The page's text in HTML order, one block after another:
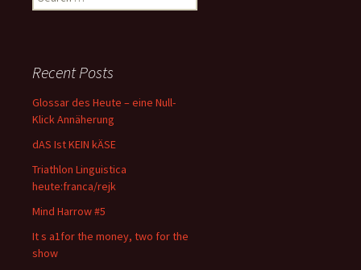
for:
Recent Posts
Glossar des Heute – eine Null-
Klick Annäherung
dAS Ist KEIN kÄSE
Triathlon Linguistica
heute:franca/rejk
Mind Harrow #5
It s a1for the money, two for the
show